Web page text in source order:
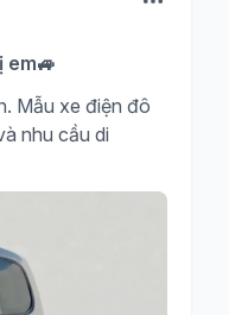
em🚙
Mẫu xe điện đô
nhu cầu di